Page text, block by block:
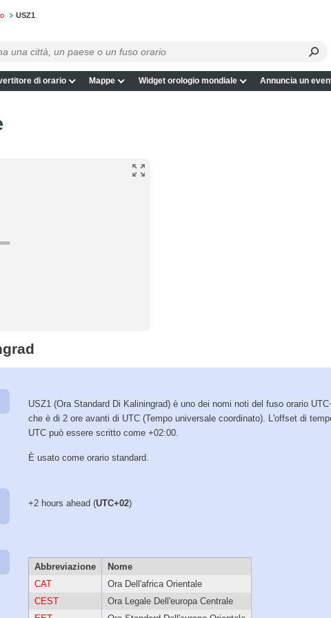
USZ1
di orario Mappe Widget orologio mondiale Annuncia un
USZ1 (Ora Standard Di Kaliningrad) è uno dei nomi noti del fuso orario
che è di 2 ore avanti di UTC (Tempo universale coordinato). L'offset di
UTC può essere scritto come +02:00.
È usato come orario standard.
+2 hours ahead (UTC+02)
Abbreviazione
Nome
CAT
Ora Dell'africa Orientale
CEST
Ora Legale Dell'europa Centrale